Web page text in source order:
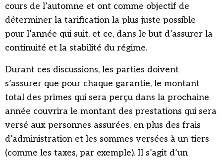
cours de l’automne et ont comme objectif de
déterminer la tarification la plus juste possible
pour l’année qui suit, et ce, dans le but d’assurer la
continuité et la stabilité du régime.
Durant ces discussions, les parties doivent
s’assurer que pour chaque garantie, le montant
total des primes qui sera perçu dans la prochaine
année couvrira le montant des prestations qui sera
versé aux personnes assurées, en plus des frais
d’administration et les sommes versées à un tiers
(comme les taxes, par exemple). Il s’agit d’un